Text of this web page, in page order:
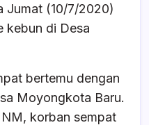
Jumat (10/7/2020)
kebun di Desa
bertemu dengan
Moyongkota Baru.
korban sempat